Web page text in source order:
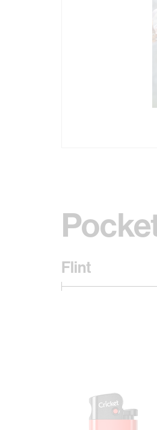
Flint